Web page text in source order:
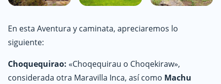
En esta Aventura y caminata, apreciaremos lo
siguiente:
Choquequirao: «Choqequirau o Choqekiraw»,
considerada otra Maravilla Inca, así como Machu